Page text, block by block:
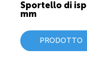
Sportello di
mm
PRODOTTO